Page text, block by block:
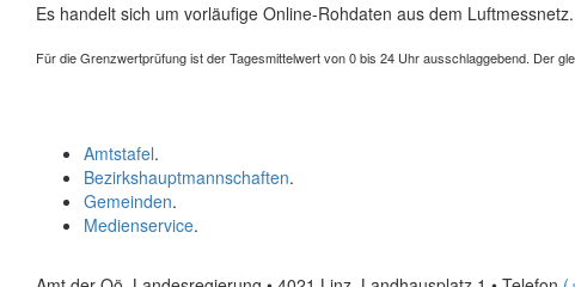
Es handelt sich um vorläufige Online-Rohdaten aus dem Luftmessnetz.
Für die Grenzwertprüfung ist der Tagesmittelwert von 0 bis 24 Uhr ausschlaggebend. Der
Amtstafel.
Bezirkshauptmannschaften.
Gemeinden.
Medienservice.